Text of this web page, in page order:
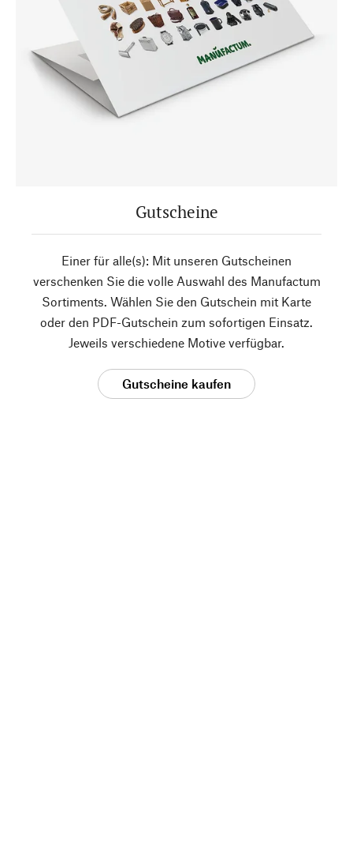
Gutscheine
Einer für alle(s): Mit unseren Gutscheinen
verschenken Sie die volle Auswahl des Manufactum
Sortiments. Wählen Sie den Gutschein mit Karte
oder den PDF-Gutschein zum sofortigen Einsatz.
Jeweils verschiedene Motive verfügbar.
Gutscheine kaufen